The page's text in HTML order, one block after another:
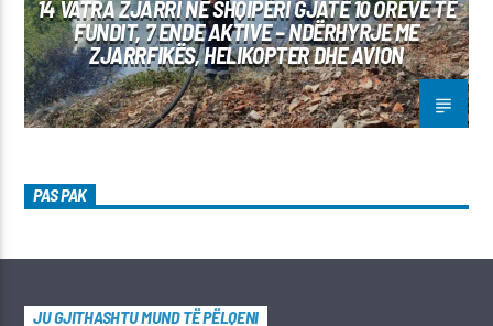
14 VATRA ZJARRI NË SHQIPËRI GJATË 10 ORËVE TË
FUNDIT, 7 ENDE AKTIVE – NDËRHYRJE ME
ZJARRFIKËS, HELIKOPTER DHE AVION
PAS PAK
JU GJITHASHTU MUND TË PËLQENI